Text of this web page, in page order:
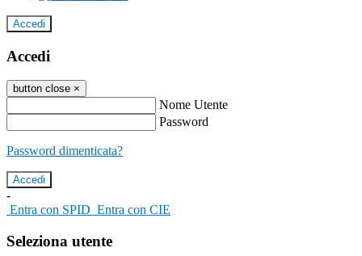
Accedi
Accedi
button close ×
Nome Utente
Password
Password dimenticata?
-
Entra con SPID Entra con CIE
Seleziona utente